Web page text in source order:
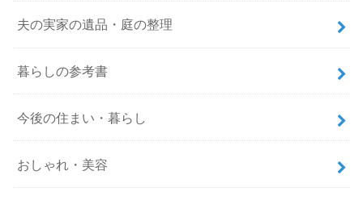
夫の実家の遺品・庭の整理
暮らしの参考書
今後の住まい・暮らし
おしゃれ・美容